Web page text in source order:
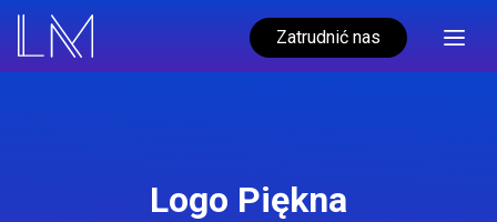
Zatrudnić nas
Logo Piękna